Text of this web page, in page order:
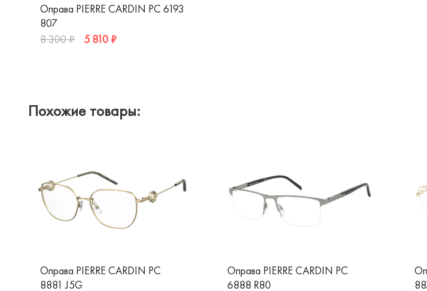
Оправа PIERRE CARDIN PC 6193
807
8 300 ₽
5 810 ₽
Похожие товары:
Оправа PIERRE CARDIN PC
8881 J5G
Оправа PIERRE CARDIN PC
6888 R80